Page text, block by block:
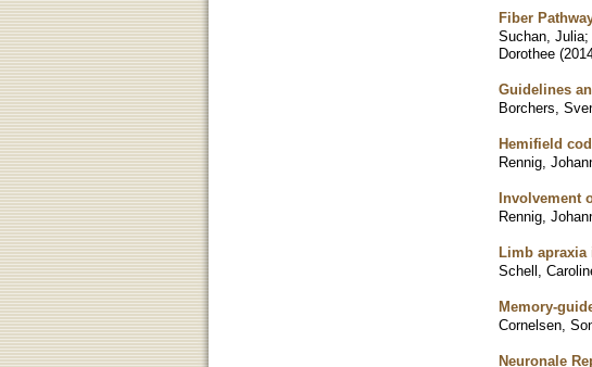
Fiber
Suchan, Julia;
Dorothee (
Guidelines
Borchers,
Hemifield
Rennig,
Involvement
Rennig,
Limb apraxia
Schell,
Memory-
Cornelsen,
Neuronale